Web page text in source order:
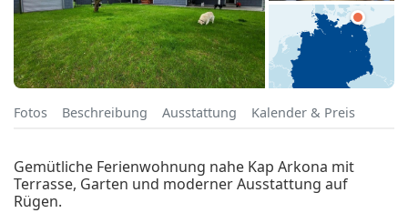
Fotos Beschreibung Ausstattung Kalender & Preis
Gemütliche Ferienwohnung nahe Kap Arkona mit
Terrasse, Garten und moderner Ausstattung auf
Rügen.